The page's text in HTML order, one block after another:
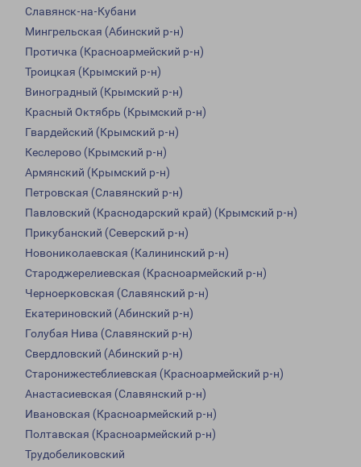
Славянск-на-Кубани
Мингрельская (Абинский р-н)
Протичка (Красноармейский р-н)
Троицкая (Крымский р-н)
Виноградный (Крымский р-н)
Красный Октябрь (Крымский р-н)
Гвардейский (Крымский р-н)
Кеслерово (Крымский р-н)
Армянский (Крымский р-н)
Петровская (Славянский р-н)
Павловский (Краснодарский край) (Крымский р-н)
Прикубанский (Северский р-н)
Новониколаевская (Калининский р-н)
Староджерелиевская (Красноармейский р-н)
Черноерковская (Славянский р-н)
Екатериновский (Абинский р-н)
Голубая Нива (Славянский р-н)
Свердловский (Абинский р-н)
Старонижестеблиевская (Красноармейский р-н)
Анастасиевская (Славянский р-н)
Ивановская (Красноармейский р-н)
Полтавская (Красноармейский р-н)
Трудобеликовский